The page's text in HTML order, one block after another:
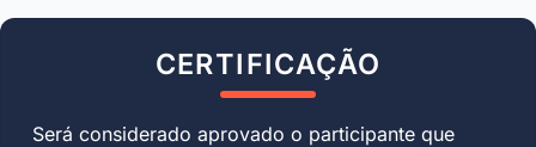
CERTIFICAÇÃO
Será considerado aprovado o participante que